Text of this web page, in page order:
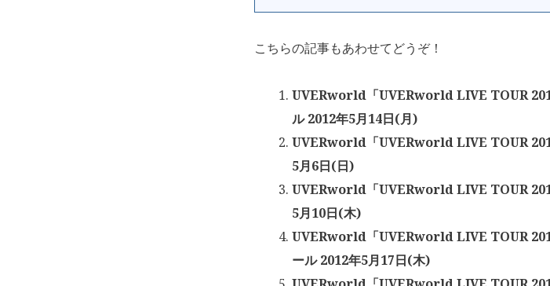
こちらの記事もあわせてどうぞ！
UVERworld「UVERworld LIVE TOUR
ル 2012年5月14日(月)
UVERworld「UVERworld LIVE TOUR
5月6日(日)
UVERworld「UVERworld LIVE TOUR
5月10日(木)
UVERworld「UVERworld LIVE TOUR
ール 2012年5月17日(木)